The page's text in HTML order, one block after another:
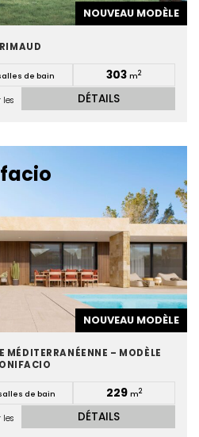
NOUVEAU MODÈLE
de bain 303 m2
DÉTAILS
NOUVEAU MODÈLE
MÉDITERRANÉENNE – MODÈLE
de bain 229 m2
DÉTAILS